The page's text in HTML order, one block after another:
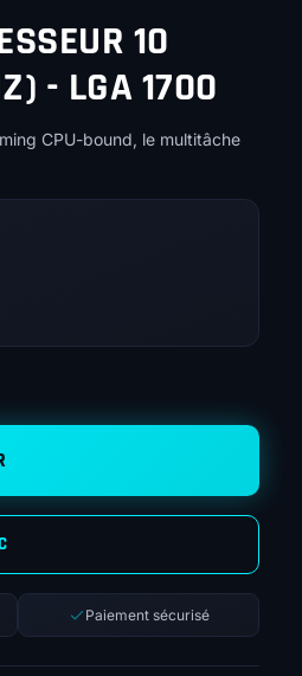
10
- LGA 1700
CPU-bound, le multitâche
Paiement sécurisé